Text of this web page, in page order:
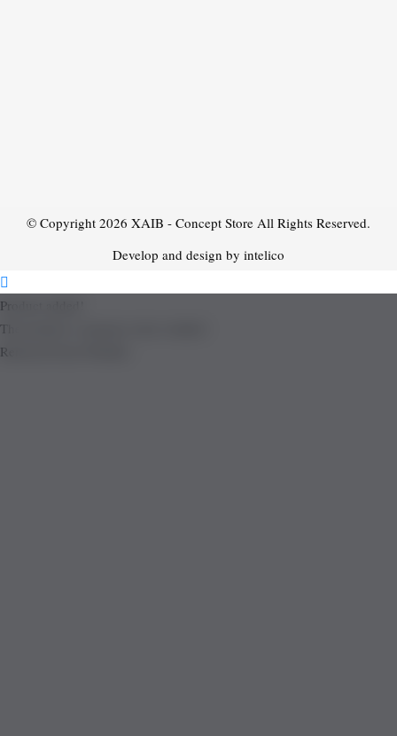
© Copyright 2026 XAIB - Concept Store All Rights Reserved.
Develop and design by intelico
Product added!
The product is already in the wishlist!
Removed from Wishlist